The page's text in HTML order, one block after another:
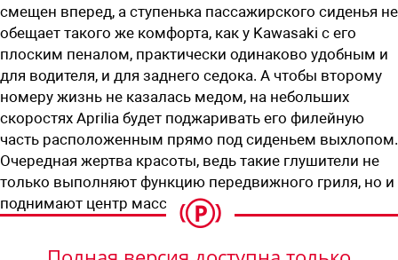
смещен вперед, а ступенька пассажирского сиденья не
обещает такого же комфорта, как у Kawasaki с его
плоским пеналом, практически одинаково удобным и
для водителя, и для ­заднего седока. А чтобы второму
номеру жизнь не казалась медом, на небольших
скоростях Aprilia будет поджаривать его филейную
часть расположенным прямо под сиденьем выхлопом.
Очередная жертва красоты, ведь такие глушители не
только выполняют функцию передвижного гриля, но и
поднимают центр масс.